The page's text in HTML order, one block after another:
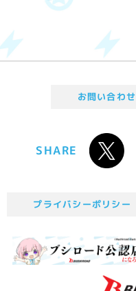
お問い合わせ
SHARE
プライバシーポリシー